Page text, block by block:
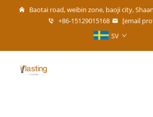
Baotai road, weibin zone, baoji city,
+86-15129015168
[email
SV